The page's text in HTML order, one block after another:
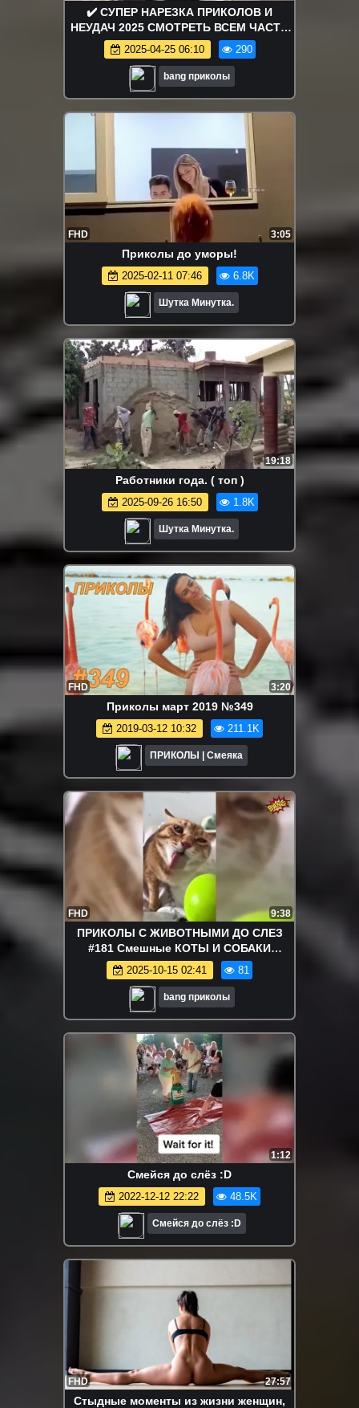
✔️ СУПЕР НАРЕЗКА ПРИКОЛОВ И
НЕУДАЧ 2025 СМОТРЕТЬ ВСЕМ ЧАСТЬ
24
2025-04-25 06:10 290
bang приколы
FHD 3:05
Приколы до уморы!
2025-02-11 07:46 6.8K
Шутка Минутка.
19:18
Работники года. ( топ )
2025-09-26 16:50 1.8K
Шутка Минутка.
FHD 3:20
Приколы март 2019 №349
2019-03-12 10:32 211.1K
ПРИКОЛЫ | Смеяка
FHD 9:38
ПРИКОЛЫ С ЖИВОТНЫМИ ДО СЛЕЗ
#181 Смешные КОТЫ И СОБАКИ
Приколы
2025-10-15 02:41 81
bang приколы
1:12
Смейся до слёз :D
2022-12-12 22:22 48.5K
Смейся до слёз :D
FHD 27:57
Стыдные моменты из жизни женщин,